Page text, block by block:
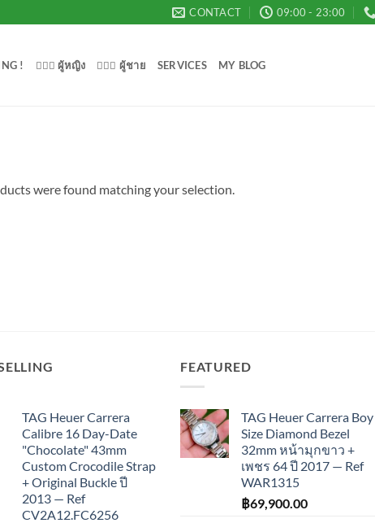
CONTACT 09:00 - 23:00
! 💁🏻‍♀️ ผู้หญิง 🙋🏻‍♂️ ผู้ชาย SERVICES MY BLOG
were found matching your selection.
TAG Heuer Carrera
Calibre 16 Day-Date
"Chocolate" 43mm
Custom Crocodile Strap
+ Original Buckle ปี
2013 — Ref
CV2A12.FC6256
FEATURED
TAG Heuer Carrera Boy
Size Diamond Bezel
32mm หน้ามุกขาว +
เพชร 64 ปี 2017 — Ref
WAR1315
฿69,900.00